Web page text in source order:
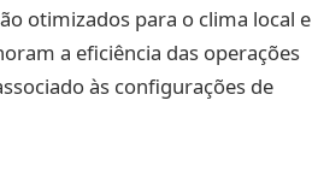
otimizados para o clima local e
a eficiência das operações
às configurações de